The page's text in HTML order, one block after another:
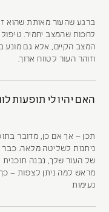
ברגע שהעור מאותת שהוא
לחכות שהמצב יחמיר.
המצב הקיים, אלא גם מונע
וזוהר העור לטווח ארוך.
האם יהיו לי תופעות
תכן – אך אם כן, מדובר
ניתנות לשליטה מלאה.
של העור שלך, נבנה תוכנית
מראש למה ניתן לצפות –
נעימות